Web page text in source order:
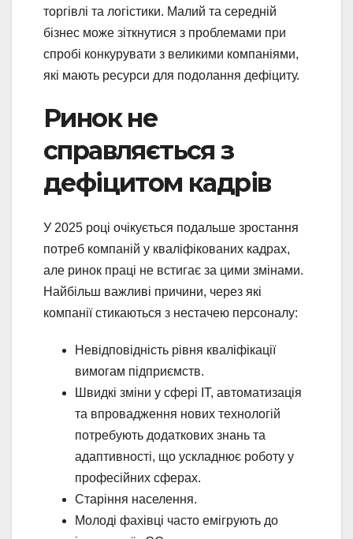
торгівлі та логістики. Малий та середній
бізнес може зіткнутися з проблемами при
спробі конкурувати з великими компаніями,
які мають ресурси для подолання дефіциту.
Ринок не
справляється з
дефіцитом кадрів
У 2025 році очікується подальше зростання
потреб компаній у кваліфікованих кадрах,
але ринок праці не встигає за цими змінами.
Найбільш важливі причини, через які
компанії стикаються з нестачею персоналу:
Невідповідність рівня кваліфікації
вимогам підприємств.
Швидкі зміни у сфері IT, автоматизація
та впровадження нових технологій
потребують додаткових знань та
адаптивності, що ускладнює роботу у
професійних сферах.
Старіння населення.
Молоді фахівці часто емігрують до